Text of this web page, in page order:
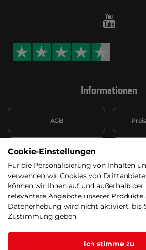
Informationen
AGB
Datenschutzerklärung
Wiederufsbelehrung mit Link
zum Formular
Informationen zu Elektro-
und Elektonikgeräten
Youtube
Cookie-Einstellungen
Für die Personalisierung von Inhalten
verwenden wir Cookies von
können wir Ihnen auf und außerhalb der
relevantere Angebote unserer Produkte
Datenerhebung wird nicht aktiviert, bis
Zustimmung geben.
Ich stimme zu